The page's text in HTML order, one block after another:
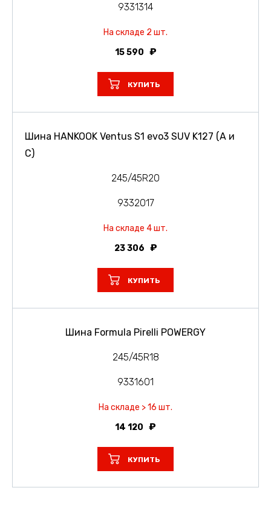
9331314
На складе 2 шт.
15 590
КУПИТЬ
Шина HANKOOK Ventus S1 evo3 SUV K127 (A и
C)
245/45R20
9332017
На складе 4 шт.
23 306
КУПИТЬ
Шина Formula Pirelli POWERGY
245/45R18
9331601
На складе > 16 шт.
14 120
КУПИТЬ